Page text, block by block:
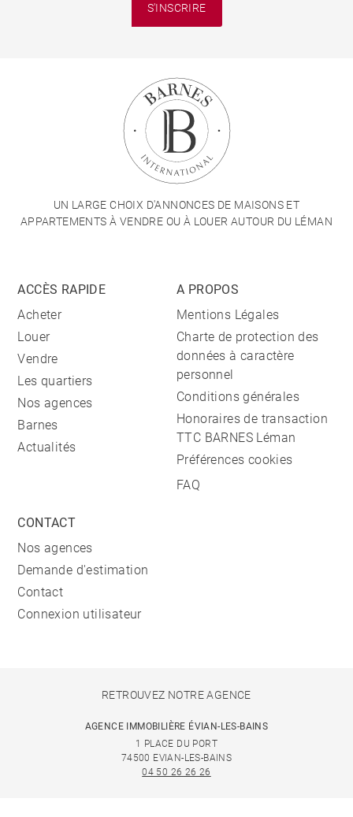
S'INSCRIRE
UN LARGE CHOIX D'ANNONCES DE MAISONS ET
APPARTEMENTS À VENDRE OU À LOUER AUTOUR DU LÉMAN
ACCÈS RAPIDE
Acheter
Louer
Vendre
Les quartiers
Nos agences
Barnes
Actualités
A PROPOS
Mentions Légales
Charte de protection des
données à caractère
personnel
Conditions générales
Honoraires de transaction
TTC BARNES Léman
Préférences cookies
FAQ
CONTACT
Nos agences
Demande d'estimation
Contact
Connexion utilisateur
RETROUVEZ NOTRE AGENCE
AGENCE IMMOBILIÈRE ÉVIAN-LES-BAINS
1 PLACE DU PORT
74500 EVIAN-LES-BAINS
04 50 26 26 26